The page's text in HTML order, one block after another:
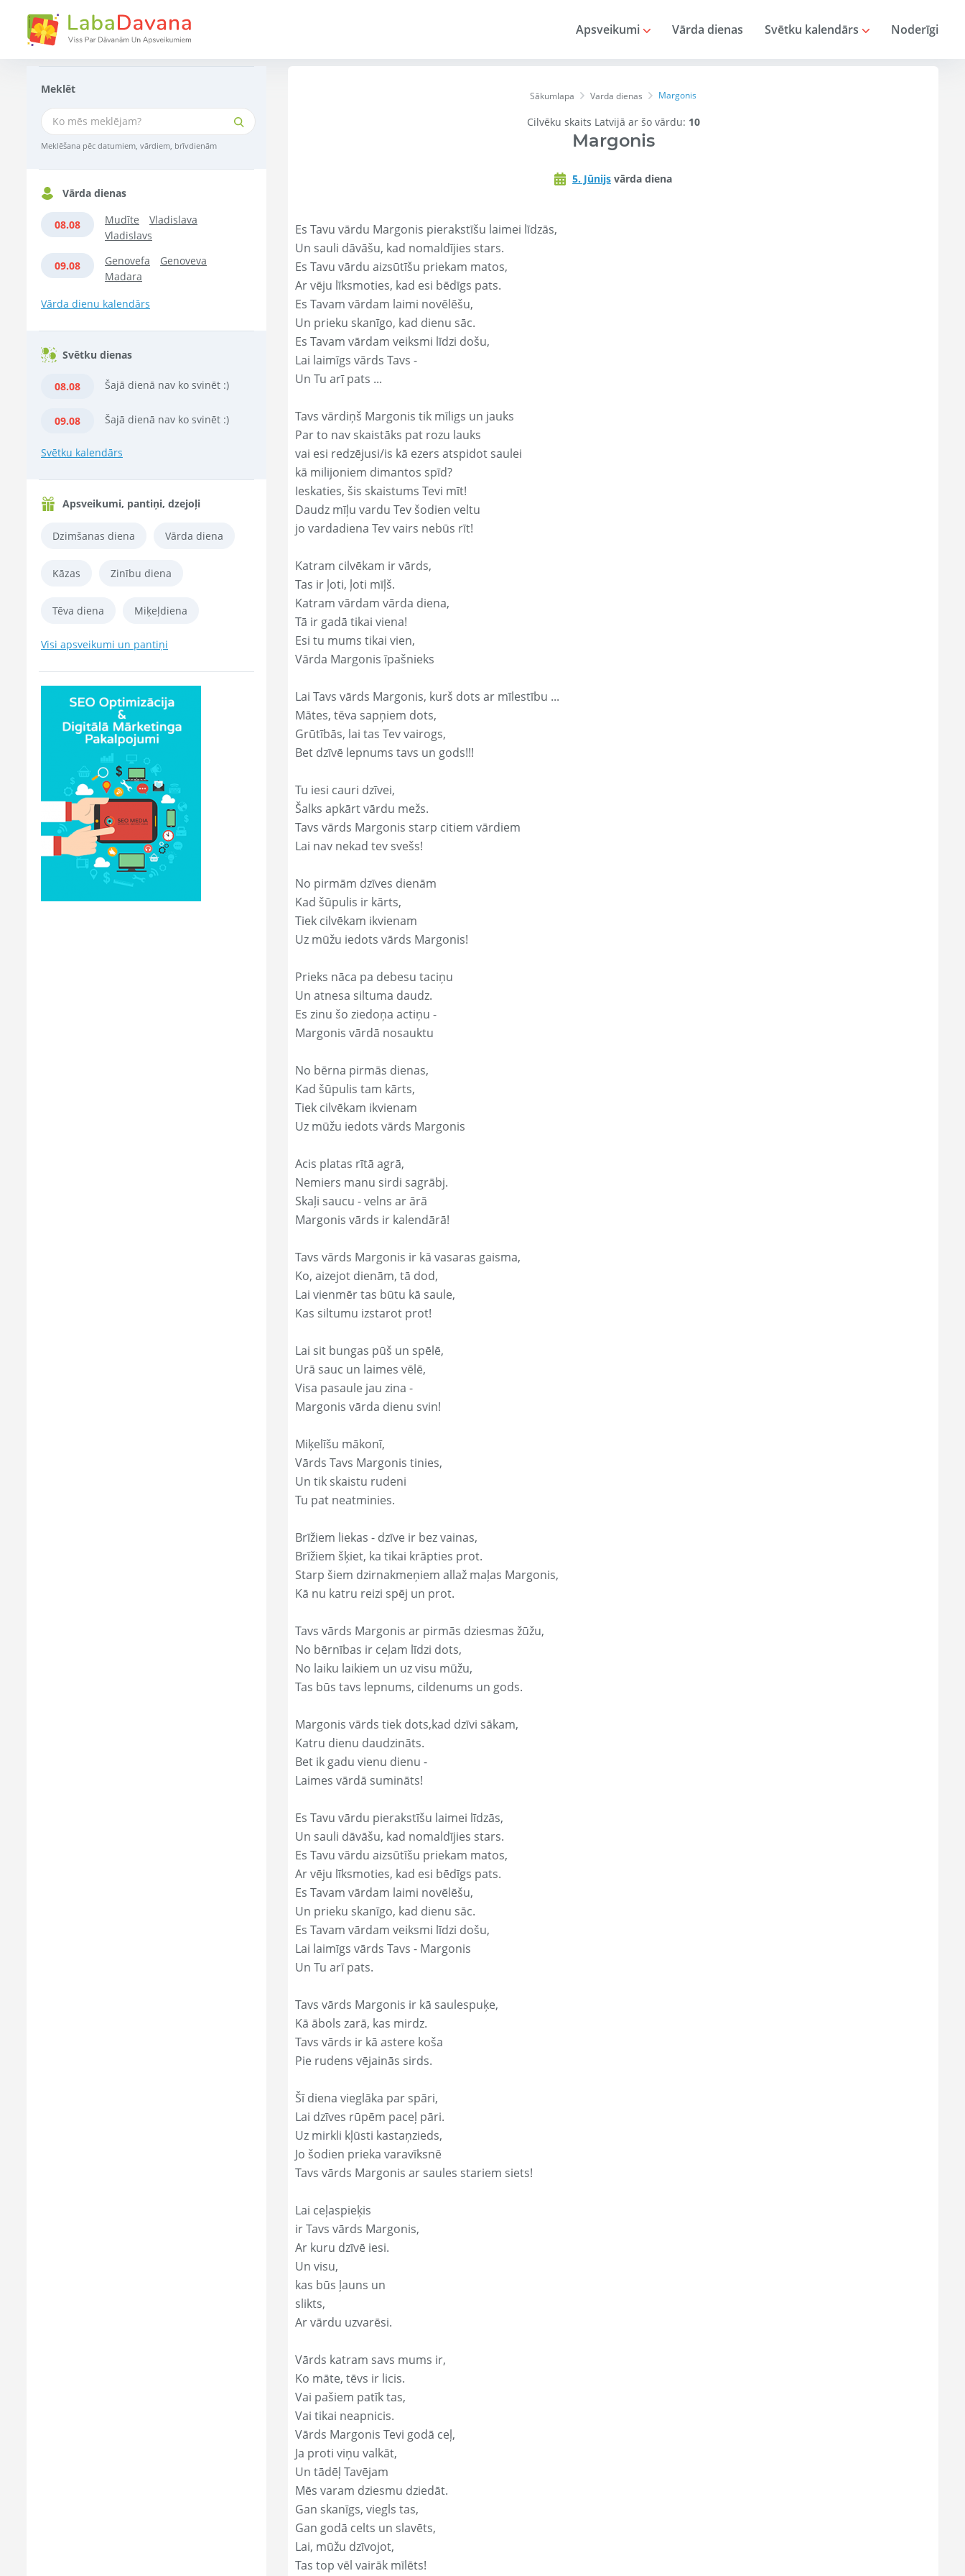
Apsveikumi Vārda dienas Svētku kalendārs Noderīgi
Meklēt
Meklēšana pēc datumiem, vārdiem, brīvdienām
Vārda dienas
08.08 Mudīte
Vladislava
Vladislavs
09.08 Genovefa
Genoveva
Madara
Vārda dienu kalendārs
Svētku dienas
08.08 Šajā dienā nav ko svinēt :)
09.08 Šajā dienā nav ko svinēt :)
Svētku kalendārs
Apsveikumi, pantiņi, dzejoļi
Dzimšanas diena Vārda diena
Kāzas Zinību diena
Tēva diena Miķeļdiena
Visi apsveikumi un pantiņi
Sākumlapa Varda dienas Margonis
Cilvēku skaits Latvijā ar šo vārdu: 10
Margonis
5. Jūnijs vārda diena
Es Tavu vārdu Margonis pierakstīšu laimei līdzās,
Un sauli dāvāšu, kad nomaldījies stars.
Es Tavu vārdu aizsūtīšu priekam matos,
Ar vēju līksmoties, kad esi bēdīgs pats.
Es Tavam vārdam laimi novēlēšu,
Un prieku skanīgo, kad dienu sāc.
Es Tavam vārdam veiksmi līdzi došu,
Lai laimīgs vārds Tavs -
Un Tu arī pats ...
Tavs vārdiņš Margonis tik mīligs un jauks
Par to nav skaistāks pat rozu lauks
vai esi redzējusi/is kā ezers atspidot saulei
kā milijoniem dimantos spīd?
Ieskaties, šis skaistums Tevi mīt!
Daudz mīļu vardu Tev šodien veltu
jo vardadiena Tev vairs nebūs rīt!
Katram cilvēkam ir vārds,
Tas ir ļoti, ļoti mīļš.
Katram vārdam vārda diena,
Tā ir gadā tikai viena!
Esi tu mums tikai vien,
Vārda Margonis īpašnieks
Lai Tavs vārds Margonis, kurš dots ar mīlestību ...
Mātes, tēva sapņiem dots,
Grūtībās, lai tas Tev vairogs,
Bet dzīvē lepnums tavs un gods!!!
Tu iesi cauri dzīvei,
Šalks apkārt vārdu mežs.
Tavs vārds Margonis starp citiem vārdiem
Lai nav nekad tev svešs!
No pirmām dzīves dienām
Kad šūpulis ir kārts,
Tiek cilvēkam ikvienam
Uz mūžu iedots vārds Margonis!
Prieks nāca pa debesu taciņu
Un atnesa siltuma daudz.
Es zinu šo ziedoņa actiņu -
Margonis vārdā nosauktu
No bērna pirmās dienas,
Kad šūpulis tam kārts,
Tiek cilvēkam ikvienam
Uz mūžu iedots vārds Margonis
Acis platas rītā agrā,
Nemiers manu sirdi sagrābj.
Skaļi saucu - velns ar ārā
Margonis vārds ir kalendārā!
Tavs vārds Margonis ir kā vasaras gaisma,
Ko, aizejot dienām, tā dod,
Lai vienmēr tas būtu kā saule,
Kas siltumu izstarot prot!
Lai sit bungas pūš un spēlē,
Urā sauc un laimes vēlē,
Visa pasaule jau zina -
Margonis vārda dienu svin!
Miķelīšu mākonī,
Vārds Tavs Margonis tinies,
Un tik skaistu rudeni
Tu pat neatminies.
Brīžiem liekas - dzīve ir bez vainas,
Brīžiem šķiet, ka tikai krāpties prot.
Starp šiem dzirnakmeņiem allaž maļas Margonis,
Kā nu katru reizi spēj un prot.
Tavs vārds Margonis ar pirmās dziesmas žūžu,
No bērnības ir ceļam līdzi dots,
No laiku laikiem un uz visu mūžu,
Tas būs tavs lepnums, cildenums un gods.
Margonis vārds tiek dots,kad dzīvi sākam,
Katru dienu daudzināts.
Bet ik gadu vienu dienu -
Laimes vārdā sumināts!
Es Tavu vārdu pierakstīšu laimei līdzās,
Un sauli dāvāšu, kad nomaldījies stars.
Es Tavu vārdu aizsūtīšu priekam matos,
Ar vēju līksmoties, kad esi bēdīgs pats.
Es Tavam vārdam laimi novēlēšu,
Un prieku skanīgo, kad dienu sāc.
Es Tavam vārdam veiksmi līdzi došu,
Lai laimīgs vārds Tavs - Margonis
Un Tu arī pats.
Tavs vārds Margonis ir kā saulespuķe,
Kā ābols zarā, kas mirdz.
Tavs vārds ir kā astere koša
Pie rudens vējainās sirds.
Šī diena vieglāka par spāri,
Lai dzīves rūpēm paceļ pāri.
Uz mirkli kļūsti kastaņzieds,
Jo šodien prieka varavīksnē
Tavs vārds Margonis ar saules stariem siets!
Lai ceļaspieķis
ir Tavs vārds Margonis,
Ar kuru dzīvē iesi.
Un visu,
kas būs ļauns un
slikts,
Ar vārdu uzvarēsi.
Vārds katram savs mums ir,
Ko māte, tēvs ir licis.
Vai pašiem patīk tas,
Vai tikai neapnicis.
Vārds Margonis Tevi godā ceļ,
Ja proti viņu valkāt,
Un tādēļ Tavējam
Mēs varam dziesmu dziedāt.
Gan skanīgs, viegls tas,
Gan godā celts un slavēts,
Lai, mūžu dzīvojot,
Tas top vēl vairāk mīlēts!